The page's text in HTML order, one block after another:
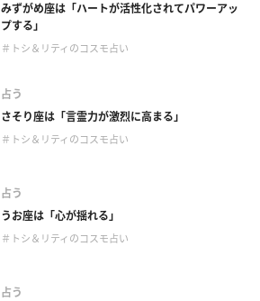
みずがめ座は「ハートが活性化されてパワーアッ
プする」
＃トシ＆リティのコスモ占い
占う
さそり座は「言霊力が激烈に高まる」
＃トシ＆リティのコスモ占い
占う
うお座は「心が揺れる」
＃トシ＆リティのコスモ占い
占う